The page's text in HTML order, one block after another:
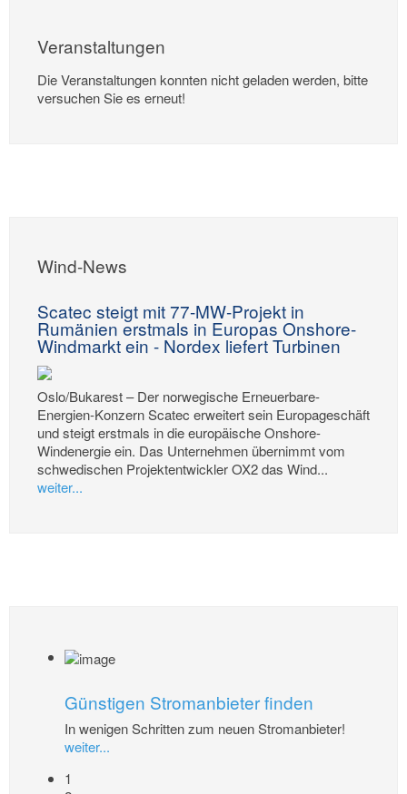
Veranstaltungen
Die Veranstaltungen konnten nicht geladen werden, bitte
versuchen Sie es erneut!
Wind-News
Scatec steigt mit 77-MW-Projekt in
Rumänien erstmals in Europas Onshore-
Windmarkt ein - Nordex liefert Turbinen
Oslo/Bukarest – Der norwegische Erneuerbare-
Energien-Konzern Scatec erweitert sein Europageschäft
und steigt erstmals in die europäische Onshore-
Windenergie ein. Das Unternehmen übernimmt vom
schwedischen Projektentwickler OX2 das Wind...
weiter...
Günstigen Stromanbieter finden
In wenigen Schritten zum neuen Stromanbieter!
weiter...
1